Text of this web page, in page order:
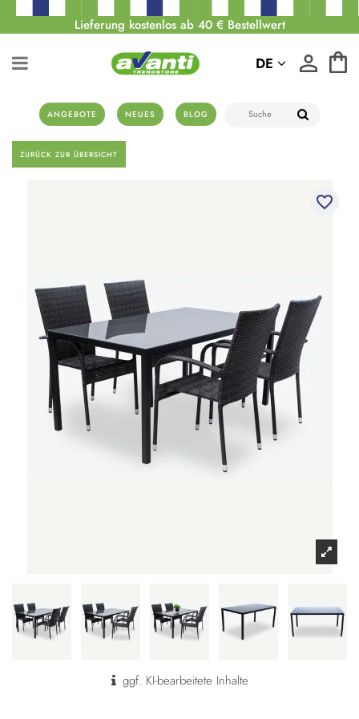
Lieferung kostenlos ab 40 € Bestellwert
ANGEBOTE NEUES BLOG
DE
ZURÜCK ZUR ÜBERSICHT
favorite_border
ggf. KI-bearbeitete Inhalte